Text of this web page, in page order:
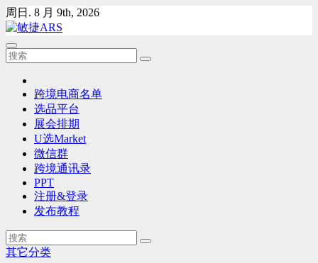
Skip
to
content
周日. 8 月 9th, 2026
跨境电商名单
选品平台
展会排期
U选Market
微信群
跨境通讯录
PPT
注册&登录
发布教程
其它分类